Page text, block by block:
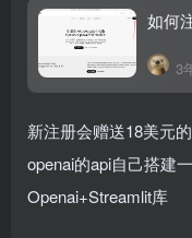
如何
3
新注册会赠送18美元
openai的api自己搭建
Openai+Streamlit库